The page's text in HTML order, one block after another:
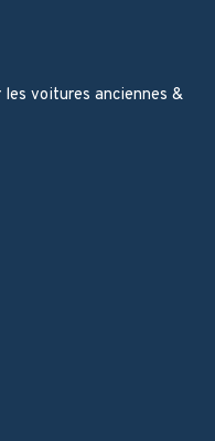
voitures anciennes &